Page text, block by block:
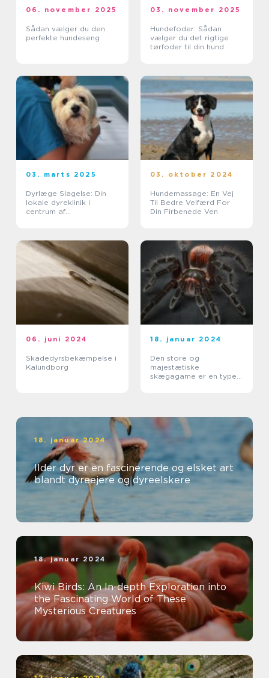
06. november 2025
Sådan vælger du den
perfekte hundeseng
03. november 2025
Hundefoder: Sådan
vælger du det rigtige
tørfoder til din hund
03. marts 2025
Dyrlæge Slagelse: Din
lokale dyreklinik i
centrum af
03. oktober 2024
Hundemassage: En Vej
Til Bedre Velfærd For
Din Firbenede Ven
06. juni 2024
Skadedyrsbekæmpelse i
Kalundborg
18. januar 2024
Den store og
majestætiske
skægagame er en type
18. januar 2024
Ilder dyr er en fascinerende og elsket art
blandt dyreejere og dyreelskere
18. januar 2024
Kiwi Birds: An In-depth Exploration into
the Fascinating World of These
Mysterious Creatures